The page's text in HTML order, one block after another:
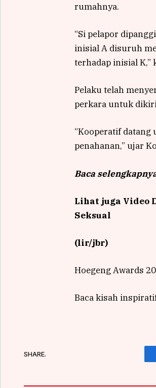
rumahnya.
“Si pelapor
inisial A disuruh
terhadap inisial K,”
Pelaku telah
perkara untuk
“Kooperatif
penahanan,” ujar
Baca
Lihat juga Video
Seksual
(lir/jbr)
Hoegeng Awards
Baca kisah
SHARE.